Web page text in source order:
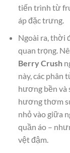
tiến trình từ
áp đặc trưng.
Ngoài ra, thời
quan trọng.
Berry Crush
này, các phân
hương bền và
hương thơm
nhỏ vào giữa
quần áo –
vệt đậm.